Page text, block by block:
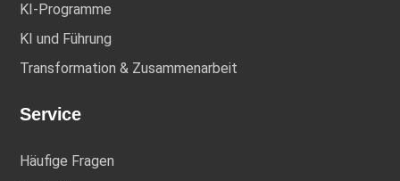
KI-Programme
KI und Führung
Transformation & Zusammenarbeit
Service
Häufige Fragen